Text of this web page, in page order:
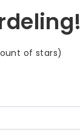
of stars)